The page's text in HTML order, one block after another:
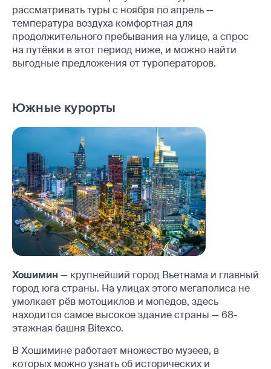
рассматривать туры с ноября по апрель —
температура воздуха комфортная для
продолжительного пребывания на улице, а спрос
на путёвки в этот период ниже, и можно найти
выгодные предложения от туроператоров.
Южные курорты
Хошимин — крупнейший город Вьетнама и главный
город юга страны. На улицах этого мегаполиса не
умолкает рёв мотоциклов и мопедов, здесь
находится самое высокое здание страны — 68-
этажная башня Bitexco.
В Хошимине работает множество музеев, в
которых можно узнать об исторических и